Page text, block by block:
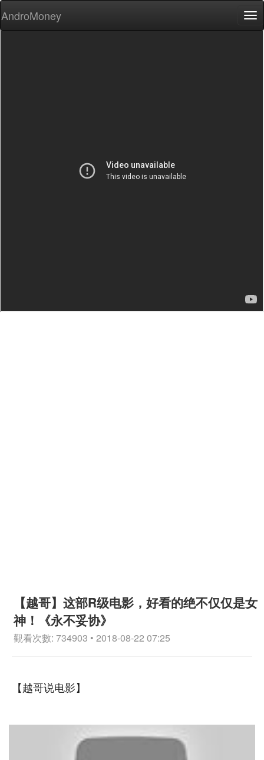
AndroMoney
【越哥】这部R级电影，好看的绝不仅仅是女
神！《永不妥协》
觀看次數: 734903 • 2018-08-22 07:25
【越哥说电影】